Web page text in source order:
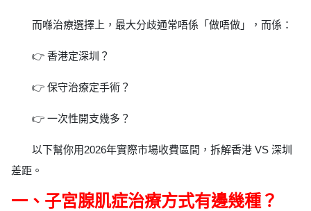
而喺治療選擇上，最大分歧通常唔係「做唔做」，而係：
👉 香港定深圳？
👉 保守治療定手術？
👉 一次性開支幾多？
以下幫你用2026年實際市場收費區間，拆解香港 VS 深圳
差距。
一、子宮腺肌症治療方式有邊幾種？